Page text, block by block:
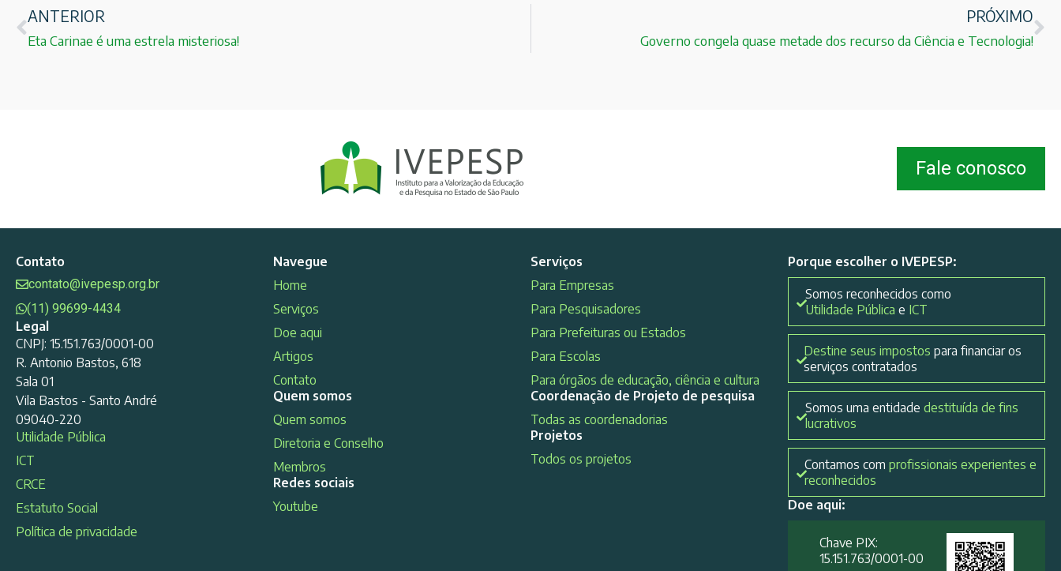
ANTERIOR
Eta Carinae é uma estrela misteriosa!
PRÓXIMO
Governo congela quase metade dos recurso da Ciência e Tecnologia!
Fale conosco
Contato
contato@ivepesp.org.br
(11) 99699-4434
Legal
CNPJ: 15.151.763/0001-00
R. Antonio Bastos, 618
Sala 01
Vila Bastos - Santo André
09040-220
Utilidade Pública
ICT
CRCE
Estatuto Social
Política de privacidade
Navegue
Home
Serviços
Doe aqui
Artigos
Contato
Quem somos
Quem somos
Diretoria e Conselho
Membros
Redes sociais
Youtube
Serviços
Para Empresas
Para Pesquisadores
Para Prefeituras ou Estados
Para Escolas
Para órgãos de educação, ciência e cultura
Coordenação de Projeto de pesquisa
Todas as coordenadorias
Projetos
Todos os projetos
Porque escolher o IVEPESP:
Somos reconhecidos como
Utilidade Pública e ICT
Destine seus impostos para financiar os
serviços contratados
Somos uma entidadedestituída de fins
lucrativos
Contamos com profissionais experientes e
reconhecidos
Doe aqui:
Chave PIX:
15.151.763/0001-00​